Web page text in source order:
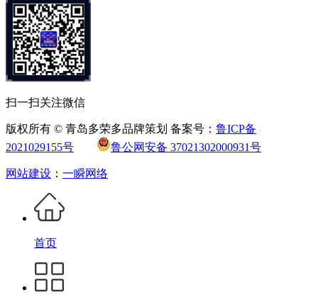
扫一扫关注微信
版权所有 © 青岛多荣多品牌策划 备案号： 鲁ICP备
2021029155号
鲁公网安备 37021302000931号
网站建设 ： 一瞬网络
首页